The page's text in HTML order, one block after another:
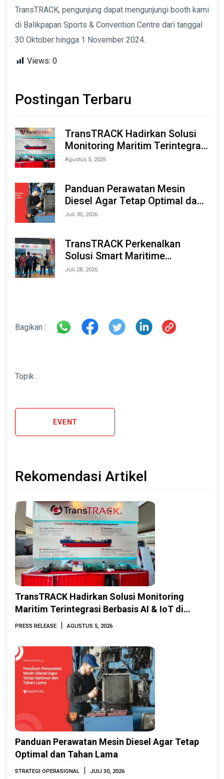
TransTRACK, pengunjung dapat mengunjungi booth kami
di Balikpapan Sports & Convention Centre dari tanggal
30 Oktober hingga 1 November 2024.
Views: 0
Postingan Terbaru
TransTRACK Hadirkan Solusi
Monitoring Maritim Terintegrasi
Berbasis AI & IoT di Indonesia
Agustus 5, 2026
Panduan Perawatan Mesin
Diesel Agar Tetap Optimal dan
Tahan Lama
Juli 30, 2026
TransTRACK Perkenalkan
Solusi Smart Maritime
Monitoring Berbasis AI dan IoT
Juli 28, 2026
Bagikan :
Topik :
EVENT
Rekomendasi Artikel
TransTRACK Hadirkan Solusi Monitoring
Maritim Terintegrasi Berbasis AI & IoT di
Indonesia Marine & Offshore Expo (IMOX)
PRESS RELEASE | AGUSTUS 5, 2026
Panduan Perawatan Mesin Diesel Agar Tetap
Optimal dan Tahan Lama
STRATEGI OPERASIONAL | JULI 30, 2026